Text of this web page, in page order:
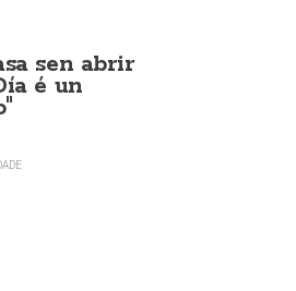
sen abrir
é un